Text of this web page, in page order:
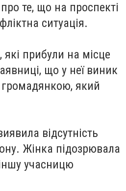
те, що на проспекті
ситуація.
які прибули на місце
що у неї виник
який
відсутність
Жінка підозрювала
учасницю